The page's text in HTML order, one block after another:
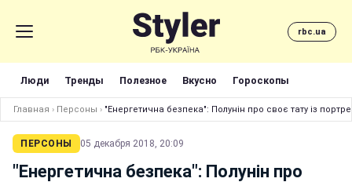
rbc.ua
Люди Тренды Полезное Вкусно Гороскопы
Главная › Персоны › "Енергетична безпека": Полунін про своє тату із
ПЕРСОНЫ 05 декабря 2018, 20:09
"Енергетична безпека": Полунін про